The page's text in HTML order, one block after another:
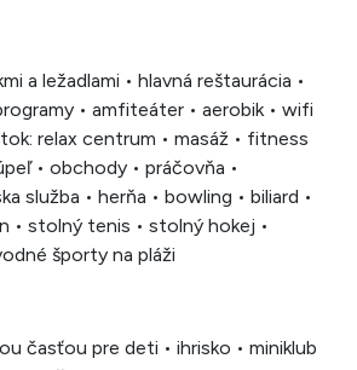
a ležadlami • hlavná reštaurácia •
• amfiteáter • aerobik • wifi
relax centrum • masáž • fitness
• obchody • práčovňa •
služba • herňa • bowling • biliard •
• stolný tenis • stolný hokej •
športy na pláži
časťou pre deti • ihrisko • miniklub